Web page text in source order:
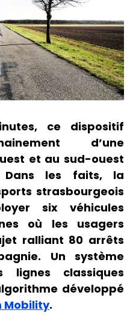
ce dispositif
d’une
et au sud-ouest
Dans les faits, la
strasbourgeois
six véhicules
où les usagers
ralliant 80 arrêts
Un système
lignes classiques
développé
Mobility.